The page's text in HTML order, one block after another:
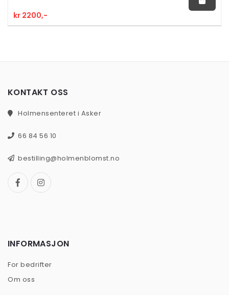
kr 2200,-
KONTAKT OSS
Holmensenteret i Asker
66 84 56 10
bestilling@holmenblomst.no
INFORMASJON
For bedrifter
Om oss